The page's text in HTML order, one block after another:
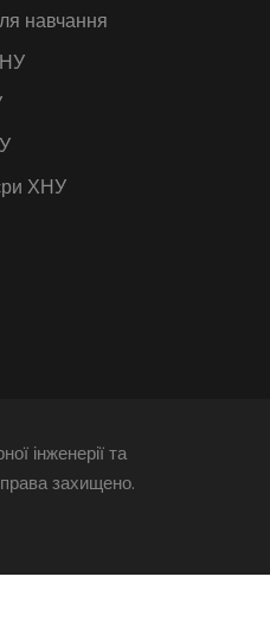
навчання
ХНУ
інженерії та
захищено.